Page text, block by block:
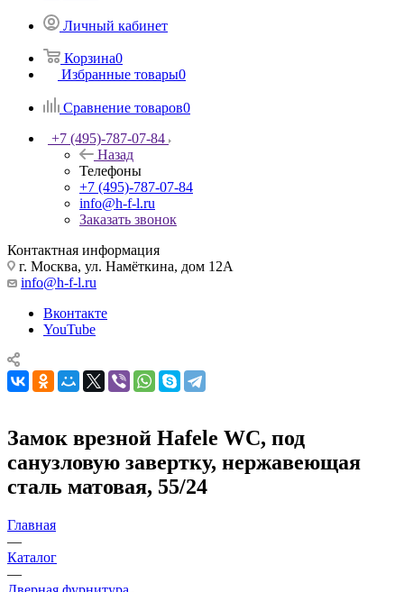
Личный кабинет
Корзина0
Избранные товары0
Сравнение товаров0
+7 (495)-787-07-84
Назад
Телефоны
+7 (495)-787-07-84
info@h-f-l.ru
Заказать звонок
Контактная информация
г. Москва, ул. Намёткина, дом 12А
info@h-f-l.ru
Вконтакте
YouTube
Замок врезной Hafele WC, под
санузловую завертку, нержавеющая
сталь матовая, 55/24
Главная
—
Каталог
—